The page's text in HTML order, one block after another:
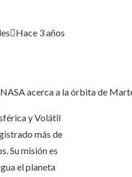
Hace 3 años
acerca a la órbita de
y Volátil
más de
Su misión es
el planeta